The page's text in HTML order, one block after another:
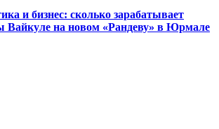
и бизнес: сколько зарабатывает
Вайкуле на новом «Рандеву» в Юрмале